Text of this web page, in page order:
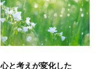
心と考えが変化した